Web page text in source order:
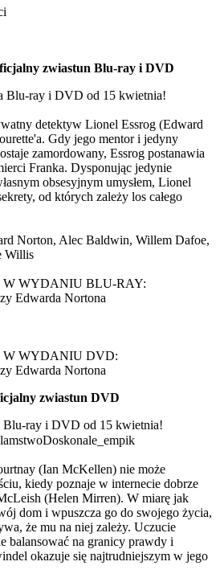
zwiastun Blu-ray i DVD
Blu-ray i DVD od 15 kwietnia!
detektyw Lionel Essrog (Edward
Gdy jego mentor i jedyny
zamordowany, Essrog postanawia
Franka. Dysponując jedynie
obsesyjnym umysłem, Lionel
od których zależy los całego
Norton, Alec Baldwin, Willem Dafoe,
Willis
W WYDANIU BLU-RAY:
Edwarda Nortona
W WYDANIU DVD:
Edwarda Nortona
zwiastun DVD
Blu-ray i DVD od 15 kwietnia!
(Ian McKellen) nie może
kiedy poznaje w internecie dobrze
(Helen Mirren). W miarę jak
dom i wpuszcza go do swojego życia,
że mu na niej zależy. Uczucie
balansować na granicy prawdy i
okazuje się najtrudniejszym w jego